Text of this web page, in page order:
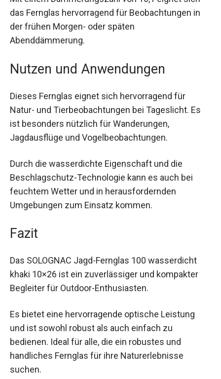
Mit einem Dämmerungszahl von 16,1 eignet sich
das Fernglas hervorragend für Beobachtungen in
der frühen Morgen- oder späten
Abenddämmerung.
Nutzen und Anwendungen
Dieses Fernglas eignet sich hervorragend für
Natur- und Tierbeobachtungen bei Tageslicht. Es
ist besonders nützlich für Wanderungen,
Jagdausflüge und Vogelbeobachtungen.
Durch die wasserdichte Eigenschaft und die
Beschlagschutz-Technologie kann es auch bei
feuchtem Wetter und in herausfordernden
Umgebungen zum Einsatz kommen.
Fazit
Das SOLOGNAC Jagd-Fernglas 100 wasserdicht
khaki 10×26 ist ein zuverlässiger und kompakter
Begleiter für Outdoor-Enthusiasten.
Es bietet eine hervorragende optische Leistung
und ist sowohl robust als auch einfach zu
bedienen. Ideal für alle, die ein robustes und
handliches Fernglas für ihre Naturerlebnisse
suchen.